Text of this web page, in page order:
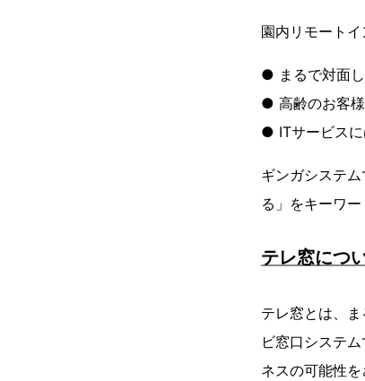
園内リモート
● まるで対面し
● 高齢のお客様
● ITサービスに
ギンガシステ
る」をキーワ
テレ窓につ
テレ窓とは、
ビ窓口システ
ネスの可能性